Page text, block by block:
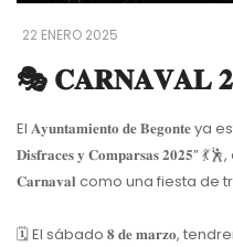
22 ENERO 2025
🎭 𝐂𝐀𝐑𝐍𝐀𝐕𝐀𝐋
El 𝐀𝐲𝐮𝐧𝐭𝐚𝐦𝐢𝐞𝐧𝐭𝐨 𝐝𝐞 𝐁𝐞𝐠𝐨𝐧𝐭𝐞
𝐃𝐢𝐬𝐟𝐫𝐚𝐜𝐞𝐬 𝐲 𝐂𝐨𝐦𝐩𝐚𝐫𝐬𝐚𝐬 𝟐𝟎𝟐𝟓”💃🕺,
𝐂𝐚𝐫𝐧𝐚𝐯𝐚𝐥 como una fiesta de
🗓El sábado 𝟖 𝐝𝐞 𝐦𝐚𝐫𝐳𝐨,